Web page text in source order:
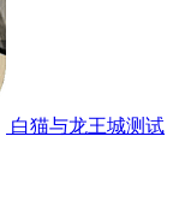
白猫与龙王城测试